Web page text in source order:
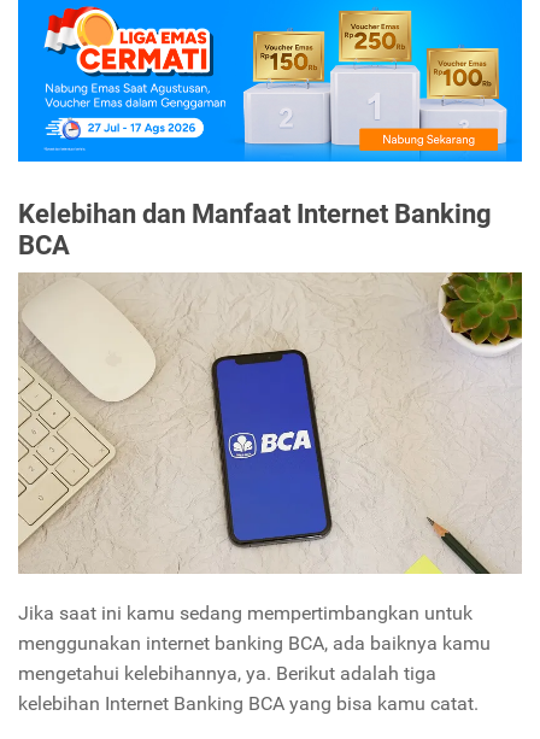
Kelebihan dan Manfaat Internet Banking
BCA
Jika saat ini kamu sedang mempertimbangkan untuk
menggunakan internet banking BCA, ada baiknya kamu
mengetahui kelebihannya, ya. Berikut adalah tiga
kelebihan Internet Banking BCA yang bisa kamu catat.